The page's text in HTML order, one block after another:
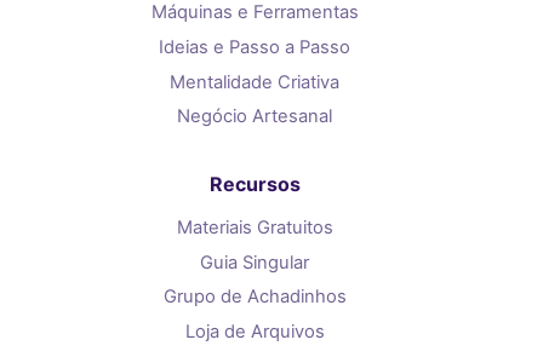
Máquinas e Ferramentas
Ideias e Passo a Passo
Mentalidade Criativa
Negócio Artesanal
Recursos
Materiais Gratuitos
Guia Singular
Grupo de Achadinhos
Loja de Arquivos